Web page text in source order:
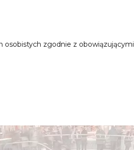
osobistych zgodnie z obowiązującymi